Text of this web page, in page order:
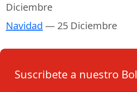
Diciembre
Navidad — 25 Diciembre
Suscribete a nuestro